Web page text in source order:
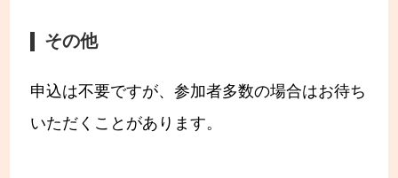
その他
申込は不要ですが、参加者多数の場合はお待ち
いただくことがあります。